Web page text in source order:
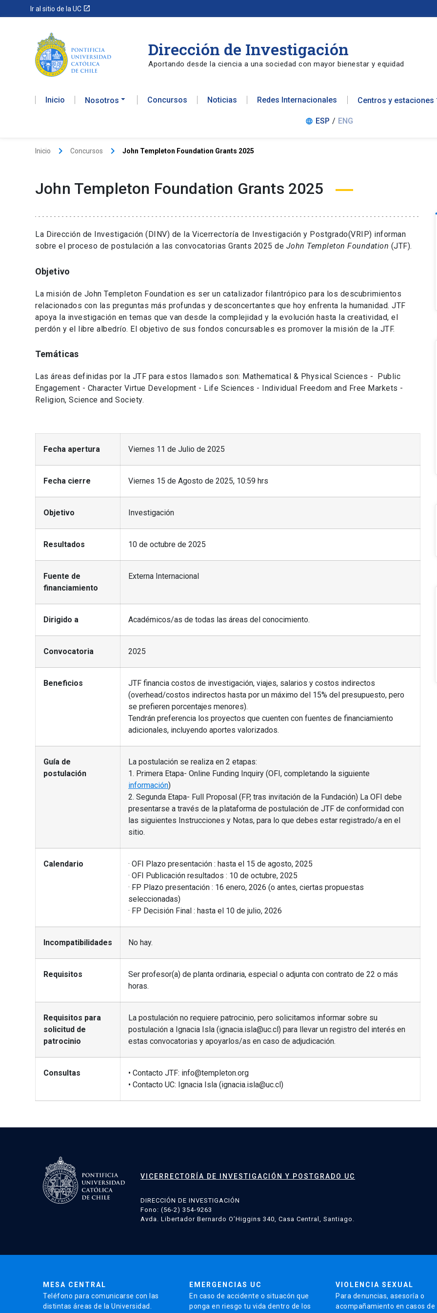
Ir al sitio de la UC launch
Dirección de Investigación
Aportando desde la ciencia a una sociedad con mayor bienestar y equidad
Inicio Nosotros Concursos Noticias Redes Internacionales Centros y estaciones
language ESP / ENG
Inicio keyboard_arrow_right Concursos keyboard_arrow_right John Templeton Foundation Grants 2025
John Templeton Foundation Grants 2025
La Dirección de Investigación (DINV) de la Vicerrectoría de Investigación y Postgrado(VRIP) informan
sobre el proceso de postulación a las convocatorias Grants 2025 de John Templeton Foundation (JTF).
Objetivo
La misión de John Templeton Foundation es ser un catalizador filantrópico para los descubrimientos
relacionados con las preguntas más profundas y desconcertantes que hoy enfrenta la humanidad. JTF
apoya la investigación en temas que van desde la complejidad y la evolución hasta la creatividad, el
perdón y el libre albedrío. El objetivo de sus fondos concursables es promover la misión de la JTF.
Temáticas
Las áreas definidas por la JTF para estos llamados son: Mathematical & Physical Sciences - Public
Engagement - Character Virtue Development - Life Sciences - Individual Freedom and Free Markets -
Religion, Science and Society.
Fecha apertura Viernes 11 de Julio de 2025
Fecha cierre Viernes 15 de Agosto de 2025, 10:59 hrs
Objetivo Investigación
Resultados 10 de octubre de 2025
Fuente de
financiamiento
Externa Internacional
Dirigido a Académicos/as de todas las áreas del conocimiento.
Convocatoria 2025
Beneficios
JTF financia costos de investigación, viajes, salarios y costos indirectos
(overhead/costos indirectos hasta por un máximo del 15% del presupuesto, pero
se prefieren porcentajes menores).
Tendrán preferencia los proyectos que cuenten con fuentes de financiamiento
adicionales, incluyendo aportes valorizados.
Guía de
postulación
La postulación se realiza en 2 etapas:
1. Primera Etapa- Online Funding Inquiry (OFI, completando la siguiente
información)
2. Segunda Etapa- Full Proposal (FP, tras invitación de la Fundación) La OFI debe
presentarse a través de la plataforma de postulación de JTF de conformidad con
las siguientes Instrucciones y Notas, para lo que debes estar registrado/a en el
sitio.
Calendario
· OFI Plazo presentación : hasta el 15 de agosto, 2025
· OFI Publicación resultados : 10 de octubre, 2025
· FP Plazo presentación : 16 enero, 2026 (o antes, ciertas propuestas
seleccionadas)
· FP Decisión Final : hasta el 10 de julio, 2026
Incompatibilidades No hay.
Requisitos
Ser profesor(a) de planta ordinaria, especial o adjunta con contrato de 22 o más
horas.
Requisitos para
solicitud de
patrocinio
La postulación no requiere patrocinio, pero solicitamos informar sobre su
postulación a Ignacia Isla (ignacia.isla@uc.cl) para llevar un registro del interés en
estas convocatorias y apoyarlos/as en caso de adjudicación.
Consultas
• Contacto JTF: info@templeton.org
• Contacto UC: Ignacia Isla (ignacia.isla@uc.cl)
VICERRECTORÍA DE INVESTIGACIÓN Y POSTGRADO UC
DIRECCIÓN DE INVESTIGACIÓN
Fono: (56-2) 354-9263
Avda. Libertador Bernardo O’Higgins 340, Casa Central, Santiago.
MESA CENTRAL
Teléfono para comunicarse con las
distintas áreas de la Universidad.
EMERGENCIAS UC
En caso de accidente o situacón que
ponga en riesgo tu vida dentro de los
VIOLENCIA SEXUAL
Para denuncias, asesoría o
acompañamiento en casos de